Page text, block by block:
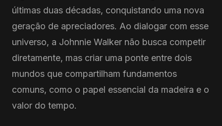
últimas duas décadas, conquistando uma nova
geração de apreciadores. Ao dialogar com esse
universo, a Johnnie Walker não busca competir
diretamente, mas criar uma ponte entre dois
mundos que compartilham fundamentos
comuns, como o papel essencial da madeira e o
valor do tempo.